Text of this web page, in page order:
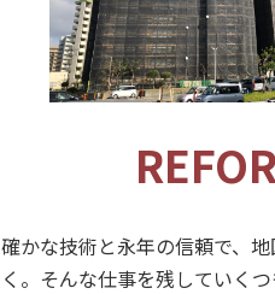
確かな技術と永年の信頼で、
く。そんな仕事を残していくつ